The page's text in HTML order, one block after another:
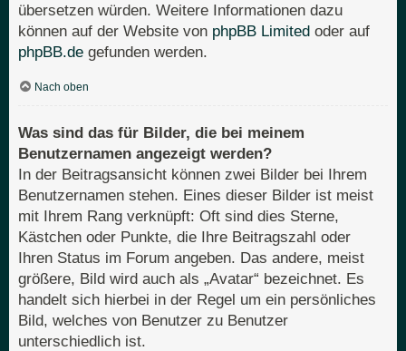
übersetzen würden. Weitere Informationen dazu
können auf der Website von phpBB Limited oder auf
phpBB.de gefunden werden.
Nach oben
Was sind das für Bilder, die bei meinem
Benutzernamen angezeigt werden?
In der Beitragsansicht können zwei Bilder bei Ihrem
Benutzernamen stehen. Eines dieser Bilder ist meist
mit Ihrem Rang verknüpft: Oft sind dies Sterne,
Kästchen oder Punkte, die Ihre Beitragszahl oder
Ihren Status im Forum angeben. Das andere, meist
größere, Bild wird auch als „Avatar“ bezeichnet. Es
handelt sich hierbei in der Regel um ein persönliches
Bild, welches von Benutzer zu Benutzer
unterschiedlich ist.